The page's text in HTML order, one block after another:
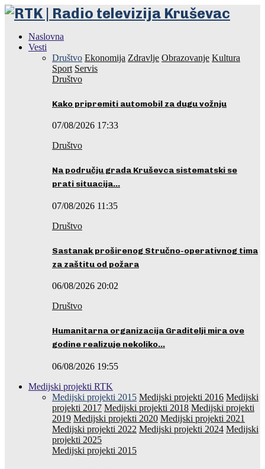
Naslovna
Vesti
Društvo Ekonomija Zdravlje Obrazovanje Kultura
Sport Servis
Društvo
Kako pripremiti automobil za dugu vožnju
07/08/2026 17:33
Društvo
Na području grada Kruševca sistematski se
prati situacija…
07/08/2026 11:35
Društvo
Sastanak proširenog Stručno-operativnog tima
za zaštitu od požara
06/08/2026 20:02
Društvo
Humanitarna organizacija Graditelji mira ove
godine realizuje nekoliko…
06/08/2026 19:55
Medijski projekti RTK
Medijski projekti 2015 Medijski projekti 2016 Medijski
projekti 2017 Medijski projekti 2018 Medijski projekti
2019 Medijski projekti 2020 Medijski projekti 2021
Medijski projekti 2022 Medijski projekti 2024 Medijski
projekti 2025
Medijski projekti 2015